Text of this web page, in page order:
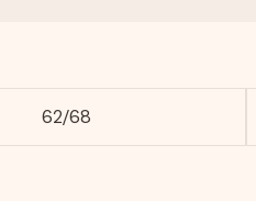
62/68